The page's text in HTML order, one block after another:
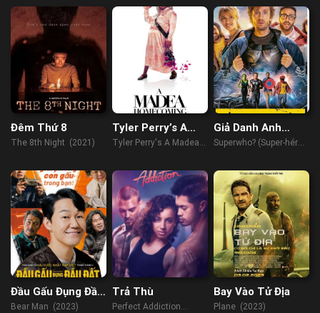
Đêm Thứ 8
The 8th Night (2021)
Tyler Perry’s A
Madea
Tyler Perry's A Madea
Giả Danh Anh
Hùng
Superwho? (Super-héros
Đầu Gấu Đụng Đầu
Đất
Bear Man (2023)
Trả Thù
Perfect Addiction
Bay Vào Tử Địa
Plane (2023)